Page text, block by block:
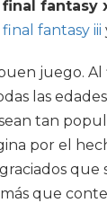
final fantasy
final fantasy iii
juego. Al
las
sean tan
por el
que